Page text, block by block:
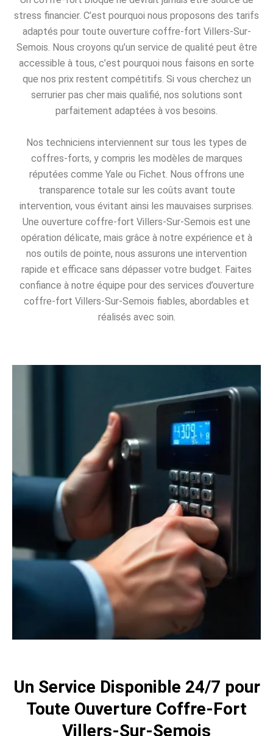
stress financier. C’est pourquoi nous proposons des tarifs
adaptés pour toute ouverture coffre-fort Villers-Sur-
Semois. Nous croyons qu’un service de qualité peut être
accessible à tous, c’est pourquoi nous faisons en sorte
que nos prix restent compétitifs. Si vous cherchez un
serrurier pas cher mais qualifié, nos solutions sont
parfaitement adaptées à vos besoins.
Nos techniciens interviennent sur tous les types de
coffres-forts, y compris les modèles de marques
réputées comme Yale ou Fichet. Nous offrons une
transparence totale sur les coûts avant toute
intervention, vous évitant ainsi les mauvaises surprises.
Une ouverture coffre-fort Villers-Sur-Semois est une
opération délicate, mais grâce à notre expérience et à
nos outils de pointe, nous assurons une intervention
rapide et efficace sans dépasser votre budget. Faites
confiance à notre équipe pour des services d’ouverture
coffre-fort Villers-Sur-Semois fiables, abordables et
réalisés avec soin.
Un Service Disponible 24/7 pour
Toute Ouverture Coffre-Fort
Villers-Sur-Semois